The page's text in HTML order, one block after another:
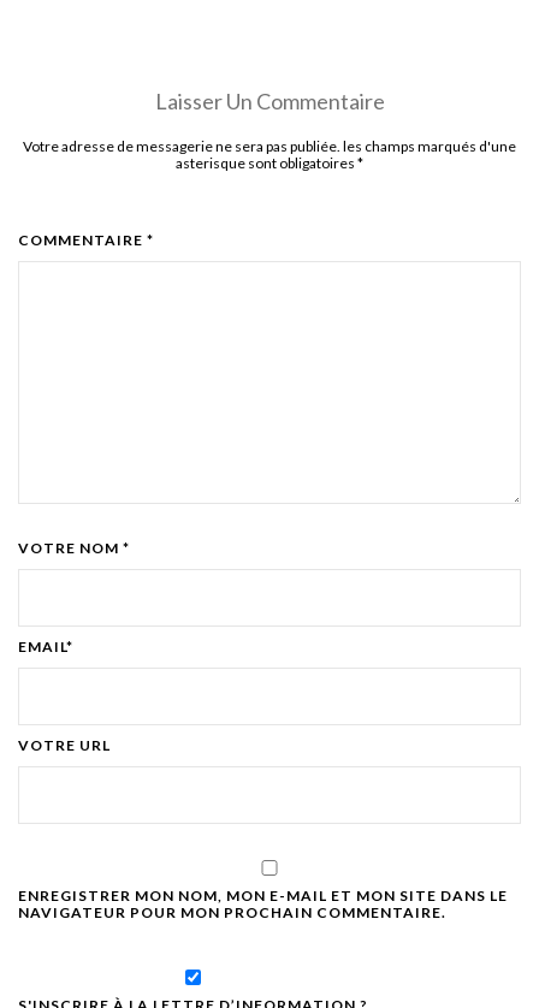
Laisser Un Commentaire
Votre adresse de messagerie ne sera pas publiée. les champs marqués d'une
asterisque sont obligatoires *
COMMENTAIRE *
VOTRE NOM *
EMAIL*
VOTRE URL
ENREGISTRER MON NOM, MON E-MAIL ET MON SITE DANS LE
NAVIGATEUR POUR MON PROCHAIN COMMENTAIRE.